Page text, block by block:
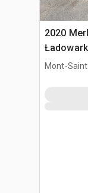
2020
Mont-